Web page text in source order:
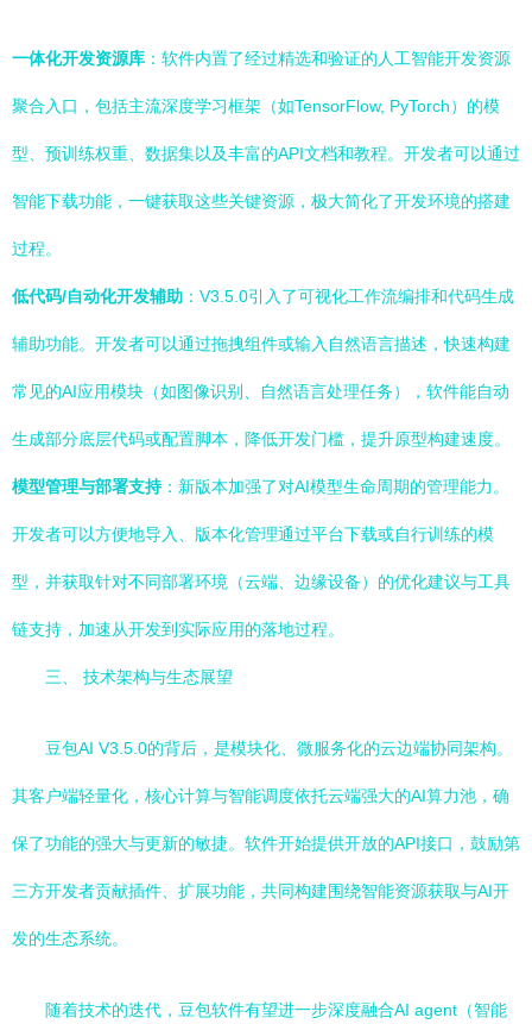
一体化开发资源库 ：软件内置了经过精选和验证的人工智能开发资源
聚合入口，包括主流深度学习框架（如TensorFlow, PyTorch）的模
型、预训练权重、数据集以及丰富的API文档和教程。开发者可以通过
智能下载功能，一键获取这些关键资源，极大简化了开发环境的搭建
过程。
低代码/自动化开发辅助 ：V3.5.0引入了可视化工作流编排和代码生成
辅助功能。开发者可以通过拖拽组件或输入自然语言描述，快速构建
常见的AI应用模块（如图像识别、自然语言处理任务），软件能自动
生成部分底层代码或配置脚本，降低开发门槛，提升原型构建速度。
模型管理与部署支持：新版本加强了对AI模型生命周期的管理能力。
开发者可以方便地导入、版本化管理通过平台下载或自行训练的模
型，并获取针对不同部署环境（云端、边缘设备）的优化建议与工具
链支持，加速从开发到实际应用的落地过程。
三、 技术架构与生态展望
豆包AI V3.5.0的背后，是模块化、微服务化的云边端协同架构。
其客户端轻量化，核心计算与智能调度依托云端强大的AI算力池，确
保了功能的强大与更新的敏捷。软件开始提供开放的API接口，鼓励第
三方开发者贡献插件、扩展功能，共同构建围绕智能资源获取与AI开
发的生态系统。
随着技术的迭代，豆包软件有望进一步深度融合AI agent（智能